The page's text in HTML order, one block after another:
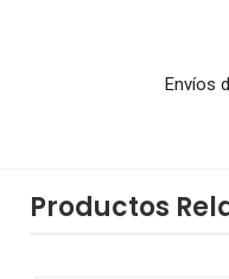
Envíos
Productos